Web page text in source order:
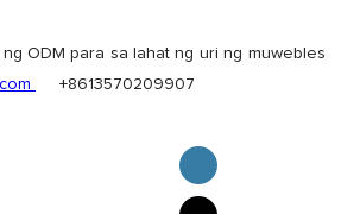
ng ODM para sa lahat ng uri ng muwebles
+8613570209907